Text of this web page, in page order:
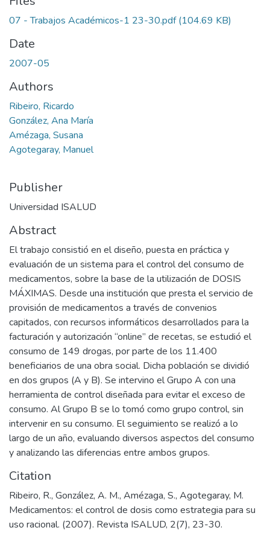
07 - Trabajos Académicos-1 23-30.pdf(104.69 KB)
Date
2007-05
Authors
Ribeiro, Ricardo
González, Ana María
Amézaga, Susana
Agotegaray, Manuel
Publisher
Universidad ISALUD
Abstract
El trabajo consistió en el diseño, puesta en práctica y
evaluación de un sistema para el control del consumo de
medicamentos, sobre la base de la utilización de DOSIS
MÁXIMAS. Desde una institución que presta el servicio de
provisión de medicamentos a través de convenios
capitados, con recursos informáticos desarrollados para la
facturación y autorización “online” de recetas, se estudió el
consumo de 149 drogas, por parte de los 11.400
beneficiarios de una obra social. Dicha población se dividió
en dos grupos (A y B). Se intervino el Grupo A con una
herramienta de control diseñada para evitar el exceso de
consumo. Al Grupo B se lo tomó como grupo control, sin
intervenir en su consumo. El seguimiento se realizó a lo
largo de un año, evaluando diversos aspectos del consumo
y analizando las diferencias entre ambos grupos.
Citation
Ribeiro, R., González, A. M., Amézaga, S., Agotegaray, M.
Medicamentos: el control de dosis como estrategia para su
uso racional. (2007). Revista ISALUD, 2(7), 23-30.